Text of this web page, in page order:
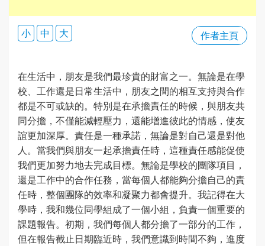
作者主頁
小 中 大
在生活中，朋友是我們最珍貴的財富之一。無論是在學
校、工作還是日常生活中，朋友之間的相互支持與合作
都是不可或缺的。特別是在承擔責任的時候，與朋友共
同分擔，不僅能減輕壓力，還能增進彼此的情感，使友
誼更加深厚。責任是一種承諾，無論是對自己還是對他
人。當我們與朋友一起承擔責任時，這種責任感能促使
我們更加努力地去完成目標。無論是學校的團隊項目，
還是工作中的合作任務，當每個人都能夠分擔自己的責
任時，整個團隊的效率和凝聚力都會提升。我記得在大
學時，我和幾位同學組成了一個小組，負責一個重要的
課題報告。初期，我們每個人都分擔了一部分的工作，
但在報告截止日期臨近時，我們意識到時間不夠，進度